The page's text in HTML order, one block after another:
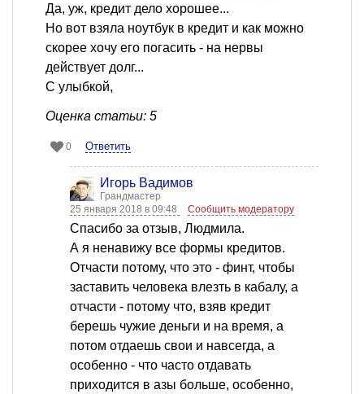
Да, уж, кредит дело хорошее...
Но вот взяла ноутбук в кредит и как можно
скорее хочу его погасить - на нервы
действует долг...
С улыбкой,
Оценка статьи: 5
0 Ответить
Игорь Вадимов
Грандмастер
25 января 2018 в 09:48
Сообщить модератору
Спасибо за отзыв, Людмила.
А я ненавижу все формы кредитов.
Отчасти потому, что это - финт, чтобы
заставить человека влезть в кабалу, а
отчасти - потому что, взяв кредит
берешь чужие деньги и на время, а
потом отдаешь свои и навсегда, а
особенно - что часто отдавать
приходится в азы больше, особенно,